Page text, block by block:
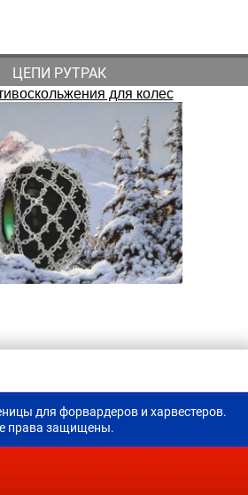
ЦЕПИ РУТРАК
для колес
для форвардеров и харвестеров.
права защищены.